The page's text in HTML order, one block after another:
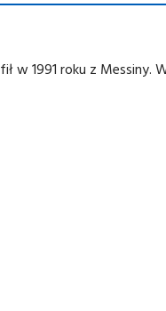
w 1991 roku z Messiny.